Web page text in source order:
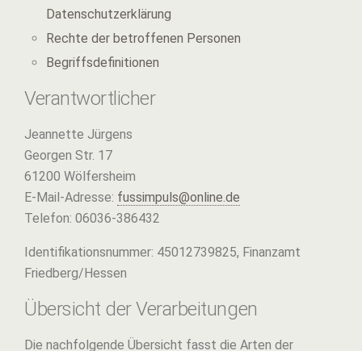
Datenschutzerklärung
Rechte der betroffenen Personen
Begriffsdefinitionen
Verantwortlicher
Jeannette Jürgens
Georgen Str. 17
61200 Wölfersheim
E-Mail-Adresse: fussimpuls@online.de
Telefon: 06036-386432
Identifikationsnummer: 45012739825, Finanzamt
Friedberg/Hessen
Übersicht der Verarbeitungen
Die nachfolgende Übersicht fasst die Arten der